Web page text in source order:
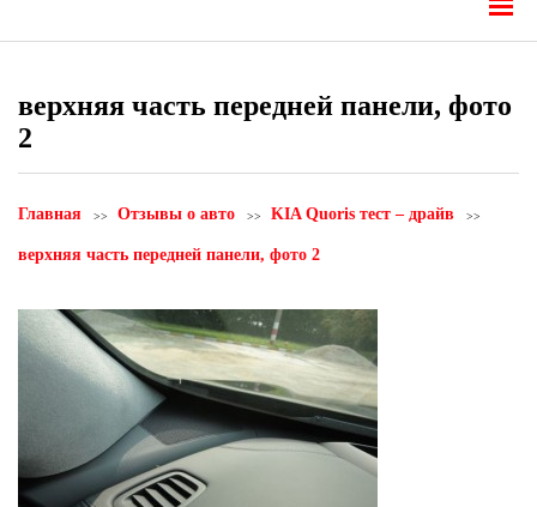
верхняя часть передней панели, фото
2
Главная Отзывы о авто KIA Quoris тест – драйв
верхняя часть передней панели, фото 2